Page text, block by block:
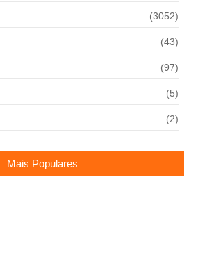
Mais Populares
(3052)
(43)
(97)
(5)
(2)